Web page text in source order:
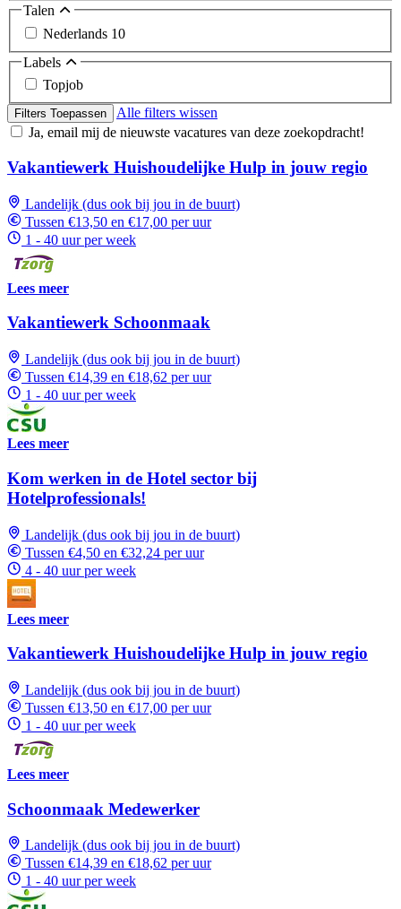
Talen
Nederlands 10
Labels
Topjob
Filters Toepassen
Alle filters wissen
Ja, email mij de nieuwste vacatures van deze zoekopdracht!
Vakantiewerk Huishoudelijke Hulp in jouw regio
Landelijk (dus ook bij jou in de buurt)
Tussen €13,50 en €17,00 per uur
1 - 40 uur per week
Lees meer
Vakantiewerk Schoonmaak
Landelijk (dus ook bij jou in de buurt)
Tussen €14,39 en €18,62 per uur
1 - 40 uur per week
Lees meer
Kom werken in de Hotel sector bij
Hotelprofessionals!
Landelijk (dus ook bij jou in de buurt)
Tussen €4,50 en €32,24 per uur
4 - 40 uur per week
Lees meer
Vakantiewerk Huishoudelijke Hulp in jouw regio
Landelijk (dus ook bij jou in de buurt)
Tussen €13,50 en €17,00 per uur
1 - 40 uur per week
Lees meer
Schoonmaak Medewerker
Landelijk (dus ook bij jou in de buurt)
Tussen €14,39 en €18,62 per uur
1 - 40 uur per week